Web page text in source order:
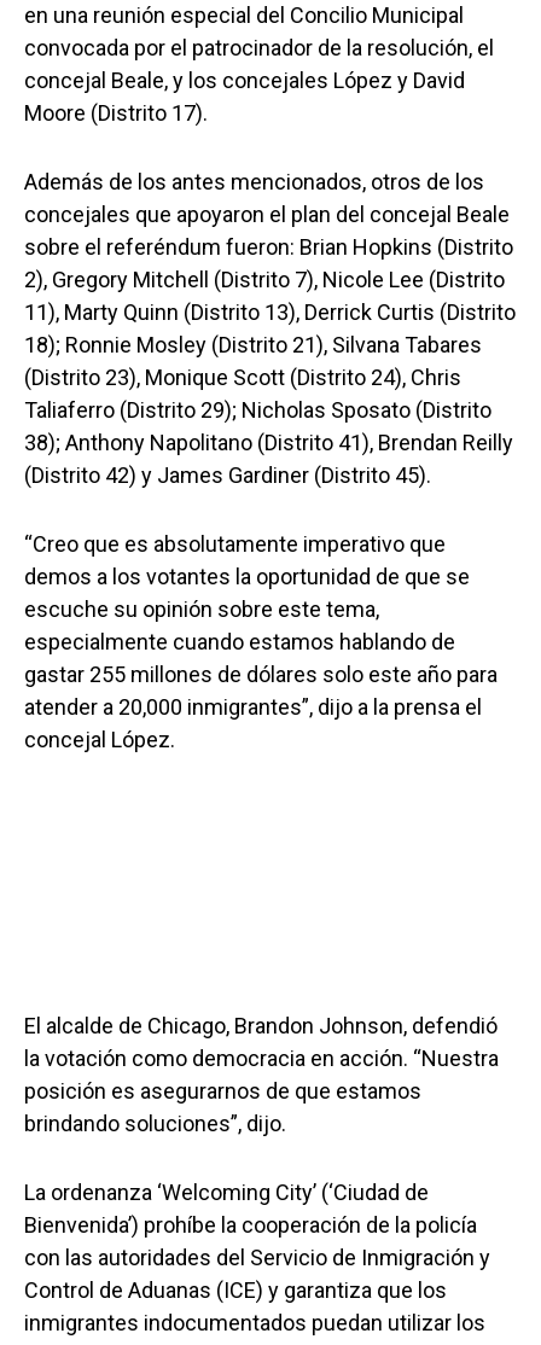
en una reunión especial del Concilio Municipal
convocada por el patrocinador de la resolución, el
concejal Beale, y los concejales López y David
Moore (Distrito 17).
Además de los antes mencionados, otros de los
concejales que apoyaron el plan del concejal Beale
sobre el referéndum fueron: Brian Hopkins (Distrito
2), Gregory Mitchell (Distrito 7), Nicole Lee (Distrito
11), Marty Quinn (Distrito 13), Derrick Curtis (Distrito
18); Ronnie Mosley (Distrito 21), Silvana Tabares
(Distrito 23), Monique Scott (Distrito 24), Chris
Taliaferro (Distrito 29); Nicholas Sposato (Distrito
38); Anthony Napolitano (Distrito 41), Brendan Reilly
(Distrito 42) y James Gardiner (Distrito 45).
“Creo que es absolutamente imperativo que
demos a los votantes la oportunidad de que se
escuche su opinión sobre este tema,
especialmente cuando estamos hablando de
gastar 255 millones de dólares solo este año para
atender a 20,000 inmigrantes”, dijo a la prensa el
concejal López.
El alcalde de Chicago, Brandon Johnson, defendió
la votación como democracia en acción. “Nuestra
posición es asegurarnos de que estamos
brindando soluciones”, dijo.
La ordenanza ‘Welcoming City’ (‘Ciudad de
Bienvenida’) prohíbe la cooperación de la policía
con las autoridades del Servicio de Inmigración y
Control de Aduanas (ICE) y garantiza que los
inmigrantes indocumentados puedan utilizar los